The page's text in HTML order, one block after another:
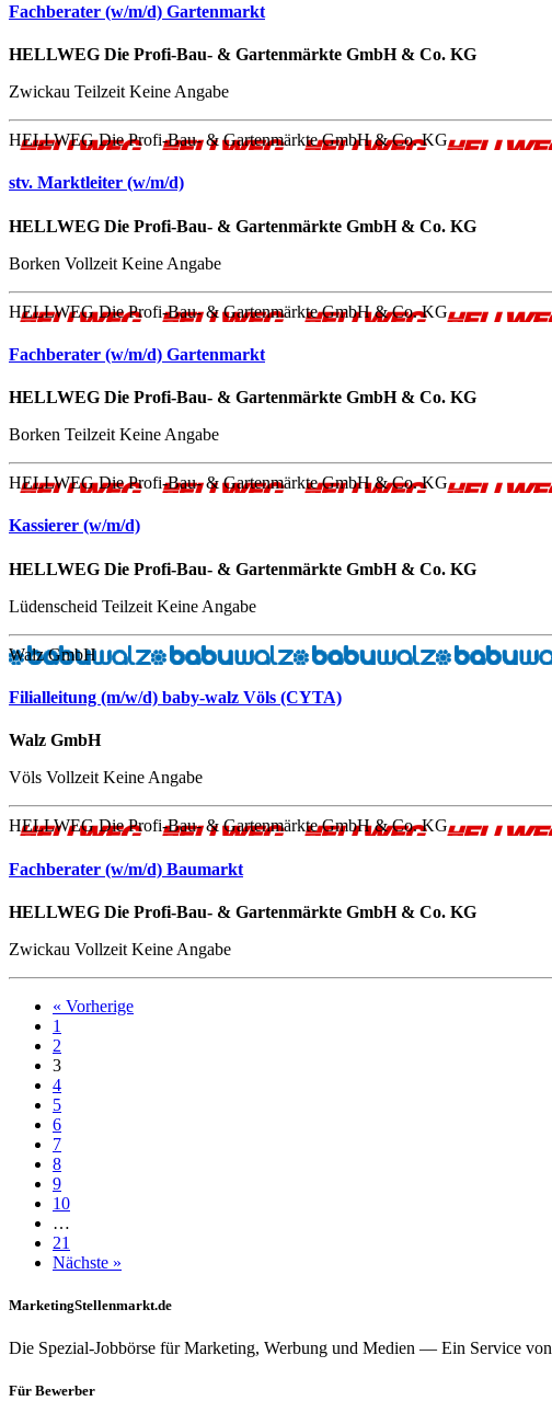
Fachberater (w/m/d) Gartenmarkt
HELLWEG Die Profi-Bau- & Gartenmärkte GmbH & Co. KG
Zwickau Teilzeit Keine Angabe
HELLWEG Die Profi-Bau- & Gartenmärkte GmbH & Co. KG
stv. Marktleiter (w/m/d)
HELLWEG Die Profi-Bau- & Gartenmärkte GmbH & Co. KG
Borken Vollzeit Keine Angabe
HELLWEG Die Profi-Bau- & Gartenmärkte GmbH & Co. KG
Fachberater (w/m/d) Gartenmarkt
HELLWEG Die Profi-Bau- & Gartenmärkte GmbH & Co. KG
Borken Teilzeit Keine Angabe
HELLWEG Die Profi-Bau- & Gartenmärkte GmbH & Co. KG
Kassierer (w/m/d)
HELLWEG Die Profi-Bau- & Gartenmärkte GmbH & Co. KG
Lüdenscheid Teilzeit Keine Angabe
Walz GmbH
Filialleitung (m/w/d) baby-walz Völs (CYTA)
Walz GmbH
Völs Vollzeit Keine Angabe
HELLWEG Die Profi-Bau- & Gartenmärkte GmbH & Co. KG
Fachberater (w/m/d) Baumarkt
HELLWEG Die Profi-Bau- & Gartenmärkte GmbH & Co. KG
Zwickau Vollzeit Keine Angabe
« Vorherige
1
2
3
4
5
6
7
8
9
10
…
21
Nächste »
MarketingStellenmarkt.de
Die Spezial-Jobbörse für Marketing, Werbung und Medien — Ein Service von
Für Bewerber